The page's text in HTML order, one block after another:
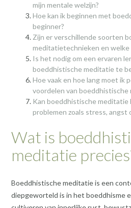
mijn mentale welzijn?
Hoe kan ik beginnen met
beginner?
Zijn er verschillende soorten
meditatietechnieken en welke
Is het nodig om een ervaren
boeddhistische meditatie te
Hoe vaak en hoe lang moet ik
voordelen van boeddhistische
Kan boeddhistische meditatie
problemen zoals stress, angst
Wat is
meditatie
Boeddhistische meditatie is een
diepgeworteld is in het boeddhisme